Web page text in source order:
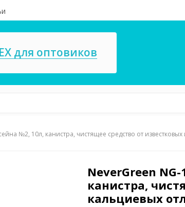
для оптовиков
СПА
игрушки
Запчасти
№2, 10л, канистра, чистящее средство от
NeverGreen
канистра,
кальциевых